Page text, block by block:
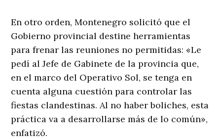
En otro orden, Montenegro solicitó que el
Gobierno provincial destine herramientas
para frenar las reuniones no permitidas: «Le
pedí al Jefe de Gabinete de la provincia que,
en el marco del Operativo Sol, se tenga en
cuenta alguna cuestión para controlar las
fiestas clandestinas. Al no haber boliches, esta
práctica va a desarrollarse más de lo común»,
enfatizó.